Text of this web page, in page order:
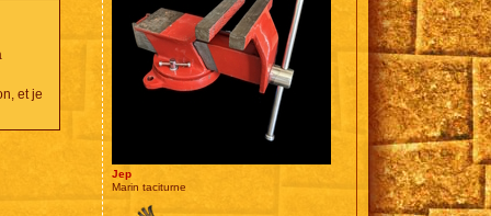
Jep
Marin taciturne
et je